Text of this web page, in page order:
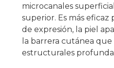
microcanales
superior. Es más eficaz
de expresión, la piel
la barrera cutánea
estructurales